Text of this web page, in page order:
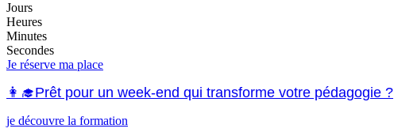
Jours
Heures
Minutes
Secondes
Je réserve ma place
👩‍🎓Prêt pour un week-end qui transforme votre pédagogie ?
je découvre la formation